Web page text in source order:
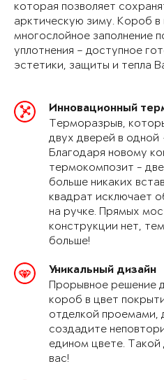
которая позволяет
арктическую зиму. Короб в
многослойное заполнение
уплотнения – доступное
эстетики, защиты и тепла
Инновационный
Терморазрыв,
двух дверей в
Благодаря новому
термокомпозит -
больше никаких
квадрат исключает
на ручке. Прямых
конструкции нет,
больше!
Уникальный дизайн
Прорывное решение
короб в цвет
отделкой проемами,
создадите
едином цвете. Такой
вас!